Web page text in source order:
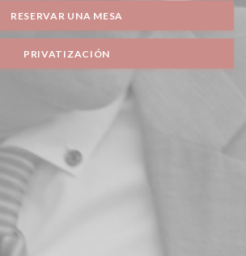
RESERVAR UNA MESA
PRIVATIZACIÓN